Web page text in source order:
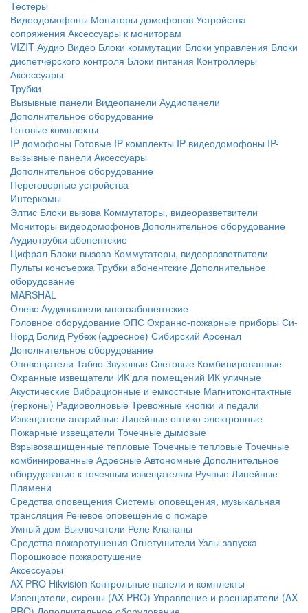
Тестеры
Видеодомофоны Мониторы домофонов Устройства
сопряжения Аксессуары к мониторам
VIZIT Аудио Видео Блоки коммутации Блоки управления Блоки
диспетчерского контроля Блоки питания Контроллеры
Аксессуары
Трубки
Вызывные панели Видеопанели Аудиопанели
Дополнительное оборудование
Готовые комплекты
IP домофоны Готовые IP комплекты IP видеодомофоны IP-
вызывные панели Аксессуары
Дополнительное оборудование
Переговорные устройства
Интеркомы
Элтис Блоки вызова Коммутаторы, видеоразветвители
Мониторы видеодомофонов Дополнительное оборудование
Аудиотрубки абонентские
Цифрал Блоки вызова Коммутаторы, видеоразветвители
Пульты консъержа Трубки абонентские Дополнительное
оборудование
MARSHAL
Олевс Аудиопанели многоабонентские
Головное оборудование ОПС Охранно-пожарные приборы Си-
Норд Болид Рубеж (адресное) Сибирский Арсенал
Дополнительное оборудование
Оповещатели Табло Звуковые Световые Комбинированные
Охранные извещатели ИК для помещений ИК уличные
Акустические Вибрационные и емкостные Магнитоконтактные
(герконы) Радиоволновые Тревожные кнопки и педали
Извещатели аварийные Линейные оптико-электронные
Пожарные извещатели Точечные дымовые
Взрывозащищенные тепловые Точечные тепловые Точечные
комбинированные Адресные Автономные Дополнительное
оборудование к точечным извещателям Ручные Линейные
Пламени
Средства оповещения Системы оповещения, музыкальная
трансляция Речевое оповещение о пожаре
Умный дом Выключатели Реле Клапаны
Средства пожаротушения Огнетушители Узлы запуска
Порошковое пожаротушение
Аксессуары
AX PRO Hikvision Контрольные панели и комплекты
Извещатели, сирены (AX PRO) Управление и расширители (AX